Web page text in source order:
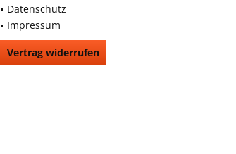
Datenschutz
Impressum
Vertrag widerrufen